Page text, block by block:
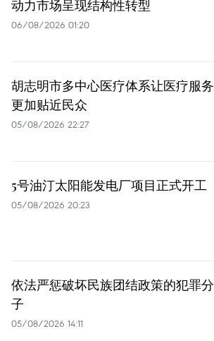
动力市场呈现结构性转型
06/08/2026 01:20
胡志明市多中心医疗体系让医疗服务
更加贴近民众
05/08/2026 22:27
5号油汀太阳能发电厂项目正式开工
05/08/2026 20:23
依法严惩破坏民族团结政策的犯罪分
子
05/08/2026 14:11